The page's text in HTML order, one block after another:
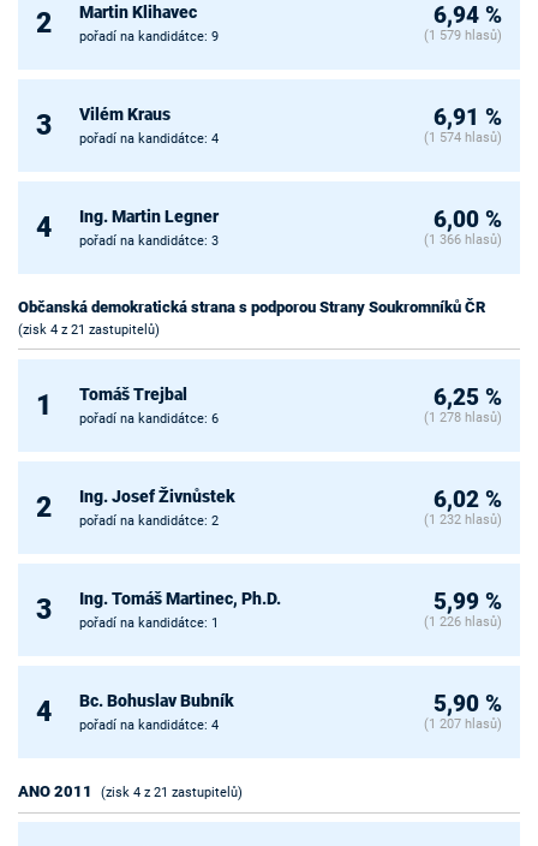
2 Martin Klihavec
pořadí na kandidátce: 9
6,94 %
(1 579 hlasů)
3 Vilém Kraus
pořadí na kandidátce: 4
6,91 %
(1 574 hlasů)
4 Ing. Martin Legner
pořadí na kandidátce: 3
6,00 %
(1 366 hlasů)
Občanská demokratická strana s podporou Strany Soukromníků ČR
(zisk 4 z 21 zastupitelů)
1 Tomáš Trejbal
pořadí na kandidátce: 6
6,25 %
(1 278 hlasů)
2 Ing. Josef Živnůstek
pořadí na kandidátce: 2
6,02 %
(1 232 hlasů)
3 Ing. Tomáš Martinec, Ph.D.
pořadí na kandidátce: 1
5,99 %
(1 226 hlasů)
4 Bc. Bohuslav Bubník
pořadí na kandidátce: 4
5,90 %
(1 207 hlasů)
ANO 2011 (zisk 4 z 21 zastupitelů)